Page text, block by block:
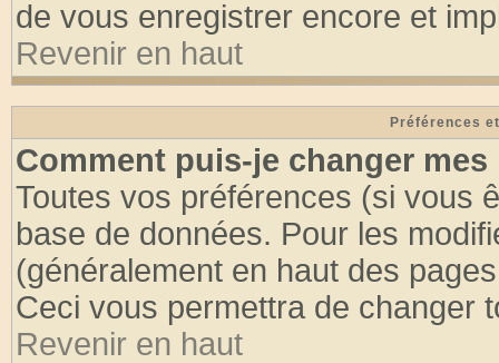
de vous enregistrer encore et
Revenir en haut
Préférences
Comment puis-je changer mes
Toutes vos préférences (si vous
base de données. Pour les
(généralement en haut des
Ceci vous permettra de changer
Revenir en haut